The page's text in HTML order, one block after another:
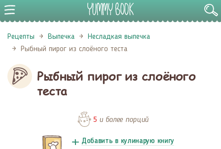
Рецепты Выпечка
Несладкая выпечка
Рыбный пирог из слоёного теста
Рыбный пирог из слоёного
теста
5 и более порций
Добавить в кулинарую книгу